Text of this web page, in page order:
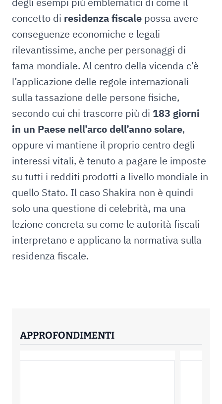
concetto di residenza fiscale possa avere
conseguenze economiche e legali
rilevantissime, anche per personaggi di
fama mondiale. Al centro della vicenda c’è
l’applicazione delle regole internazionali
sulla tassazione delle persone fisiche,
secondo cui chi trascorre più di 183 giorni
in un Paese nell’arco dell’anno solare,
oppure vi mantiene il proprio centro degli
interessi vitali, è tenuto a pagare le imposte
su tutti i redditi prodotti a livello mondiale in
quello Stato. Il caso Shakira non è quindi
solo una questione di celebrità, ma una
lezione concreta su come le autorità fiscali
interpretano e applicano la normativa sulla
residenza fiscale.
APPROFONDIMENTI